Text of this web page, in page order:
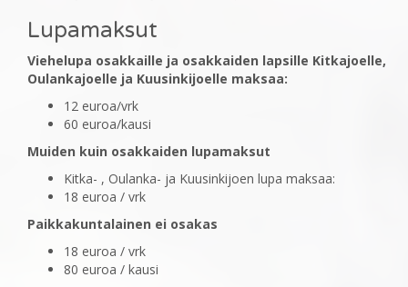
Lupamaksut
Viehelupa osakkaille ja osakkaiden lapsille Kitkajoelle,
Oulankajoelle ja Kuusinkijoelle maksaa:
12 euroa/vrk
60 euroa/kausi
Muiden kuin osakkaiden lupamaksut
Kitka- , Oulanka- ja Kuusinkijoen lupa maksaa:
18 euroa / vrk
Paikkakuntalainen ei osakas
18 euroa / vrk
80 euroa / kausi